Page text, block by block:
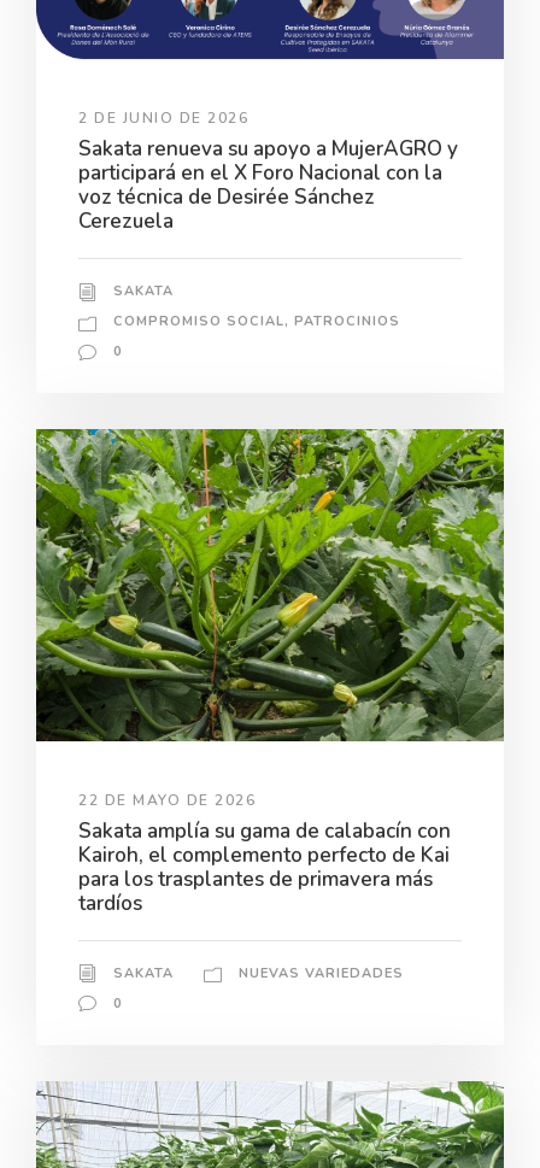
2 DE JUNIO DE 2026
Sakata renueva su apoyo a MujerAGRO y
participará en el X Foro Nacional con la
voz técnica de Desirée Sánchez
Cerezuela
SAKATA
COMPROMISO SOCIAL, PATROCINIOS
0
22 DE MAYO DE 2026
Sakata amplía su gama de calabacín con
Kairoh, el complemento perfecto de Kai
para los trasplantes de primavera más
tardíos
SAKATA
NUEVAS VARIEDADES
0